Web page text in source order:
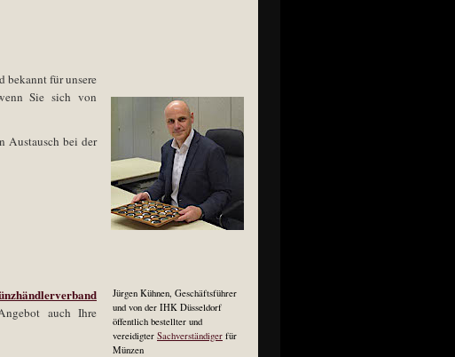
bekannt für unsere
Sie sich von
Austausch bei der
auch Ihre
Jürgen Kühnen, Geschäftsführer
und von der IHK Düsseldorf
öffentlich bestellter und
vereidigter Sachverständiger für
Münzen